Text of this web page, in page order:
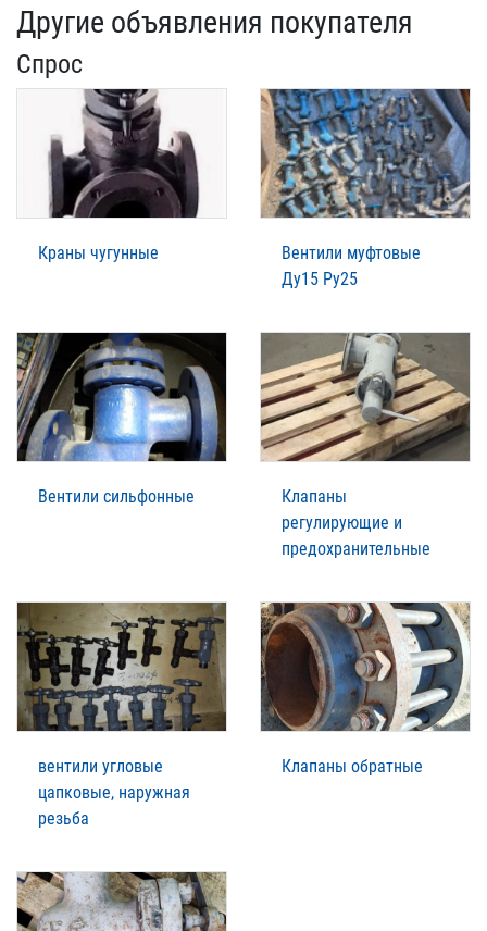
Другие объявления покупателя
Спрос
Краны чугунные
Вентили муфтовые
Ду15 Ру25
Вентили сильфонные
Клапаны
регулирующие и
предохранительные
вентили угловые
цапковые, наружная
резьба
Клапаны обратные